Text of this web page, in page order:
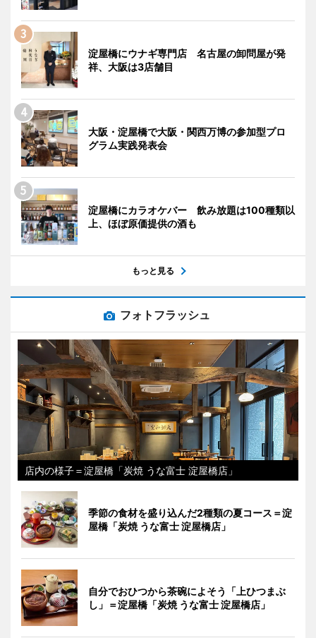
淀屋橋にウナギ専門店 名古屋の卸問屋が発
祥、大阪は3店舗目
大阪・淀屋橋で大阪・関西万博の参加型プロ
グラム実践発表会
淀屋橋にカラオケバー 飲み放題は100種類以
上、ほぼ原価提供の酒も
もっと見る
フォトフラッシュ
店内の様子＝淀屋橋「炭焼 うな富士 淀屋橋店」
季節の食材を盛り込んだ2種類の夏コース＝淀
屋橋「炭焼 うな富士 淀屋橋店」
自分でおひつから茶碗によそう「上ひつまぶ
し」＝淀屋橋「炭焼 うな富士 淀屋橋店」